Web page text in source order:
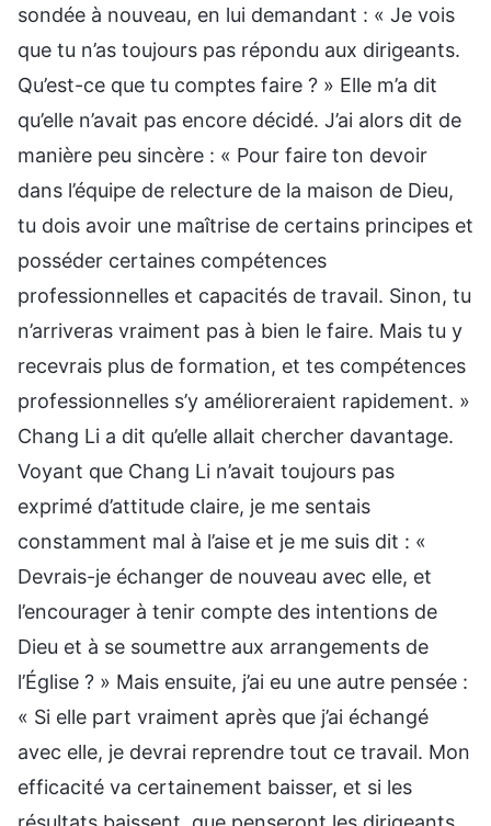
sondée à nouveau, en lui demandant : « Je vois
que tu n’as toujours pas répondu aux dirigeants.
Qu’est-ce que tu comptes faire ? » Elle m’a dit
qu’elle n’avait pas encore décidé. J’ai alors dit de
manière peu sincère : « Pour faire ton devoir
dans l’équipe de relecture de la maison de Dieu,
tu dois avoir une maîtrise de certains principes et
posséder certaines compétences
professionnelles et capacités de travail. Sinon, tu
n’arriveras vraiment pas à bien le faire. Mais tu y
recevrais plus de formation, et tes compétences
professionnelles s’y amélioreraient rapidement. »
Chang Li a dit qu’elle allait chercher davantage.
Voyant que Chang Li n’avait toujours pas
exprimé d’attitude claire, je me sentais
constamment mal à l’aise et je me suis dit : «
Devrais-je échanger de nouveau avec elle, et
l’encourager à tenir compte des intentions de
Dieu et à se soumettre aux arrangements de
l’Église ? » Mais ensuite, j’ai eu une autre pensée :
« Si elle part vraiment après que j’ai échangé
avec elle, je devrai reprendre tout ce travail. Mon
efficacité va certainement baisser, et si les